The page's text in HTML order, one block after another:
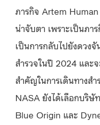
ภารกิจ Artem
น่าจับตา เพราะเป็นภา
เป็นการกลับไปยังดวง
สำรวจในปี 2024 และ
สำคัญในการเดินทางส
NASA ยังได้เลือกบริษั
Blue Origin และ